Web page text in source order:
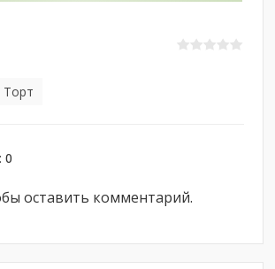
Торт
:0
оставить комментарий.